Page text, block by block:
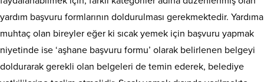
yardım başvuru formlarının doldurulması gerekmektedir. Yardıma
muhtaç olan bireyler eğer ki sıcak yemek için başvuru yapmak
niyetinde ise ‘aşhane başvuru formu’ olarak belirlenen belgeyi
doldurarak gerekli olan belgeleri de temin ederek, belediye